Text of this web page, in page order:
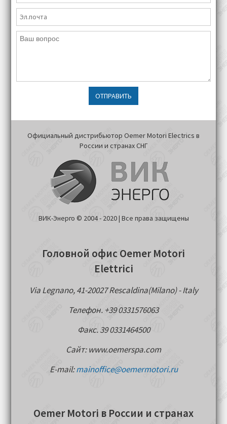
ОТПРАВИТЬ
Официальный дистрибьютор Oemer Motori Electrics в
России и странах СНГ
ВИК-Энерго © 2004 - 2020 | Все права защищены
Головной офис Oemer Motori
Elettrici
Via Legnano, 41-20027 Rescaldina(Milano) - Italy
Телефон. +39 0331576063
Факс. 39 0331464500
Сайт: www.oemerspa.com
E-mail:mainoffice@oemermotori.ru
Oemer Motori в России и странах